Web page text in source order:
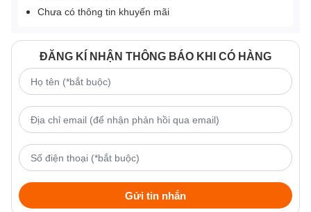
Chưa có thông tin khuyến mãi
ĐĂNG KÍ NHẬN THÔNG BÁO KHI CÓ HÀNG
Gửi tin nhắn